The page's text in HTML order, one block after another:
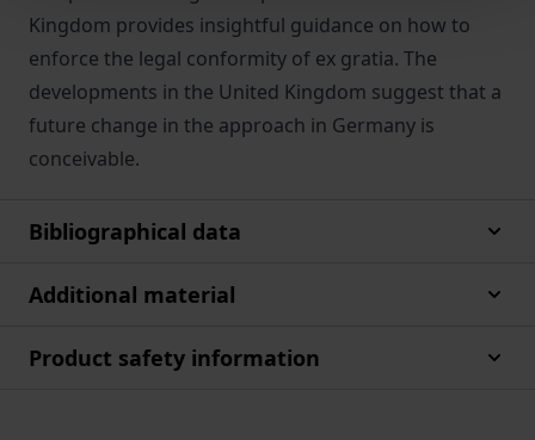
Kingdom provides insightful guidance on how to
enforce the legal conformity of ex gratia. The
developments in the United Kingdom suggest that a
future change in the approach in Germany is
conceivable.
Bibliographical data
Additional material
Product safety information